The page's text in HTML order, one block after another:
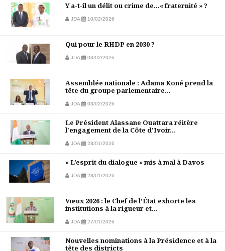
Y a-t-il un délit ou crime de…« fraternité » ?
JDA 10/02/2026
Qui pour le RHDP en 2030 ?
JDA 03/02/2026
Assemblée nationale : Adama Koné prend la
tête du groupe parlementaire...
JDA 03/02/2026
Le Président Alassane Ouattara réitère
l'engagement de la Côte d'Ivoir...
JDA 28/01/2026
« L’esprit du dialogue » mis à mal à Davos
JDA 28/01/2026
Vœux 2026 : le Chef de l’État exhorte les
institutions à la rigueur et...
JDA 27/01/2026
Nouvelles nominations à la Présidence et à la
tête des districts